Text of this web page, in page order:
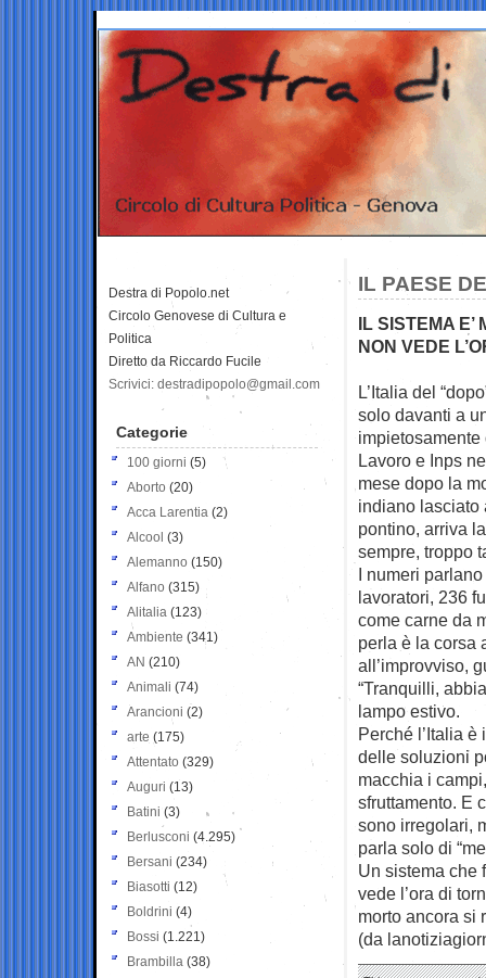
IL PAESE
IL SISTEMA E’
NON VEDE
L’Italia del
solo davanti a
Lavoro e Inps
mese dopo la
indiano lasciato
pontino, arriva
sempre, troppo
I numeri
lavoratori, 236
come carne da
perla è la corsa
all’improvviso,
“Tranquilli,
lampo estivo.
Perché l’Italia
delle soluzioni
macchia i
sfruttamento. E
sono irregolari,
parla solo di
Un sistema che
vede l’ora di
morto ancora si
(da
Destra di Popolo.net
Circolo Genovese di Cultura e
Politica
Diretto da Riccardo Fucile
Scrivici: destradipopolo@gmail.com
Categorie
100 giorni (5)
Aborto (20)
Acca Larentia (2)
Alcool (3)
Alemanno (150)
Alfano (315)
Alitalia (123)
Ambiente (341)
AN (210)
Animali (74)
Arancioni (2)
arte (175)
Attentato (329)
Auguri (13)
Batini (3)
Berlusconi (4.295)
Bersani (234)
Biasotti (12)
Boldrini (4)
Bossi (1.221)
Brambilla (38)